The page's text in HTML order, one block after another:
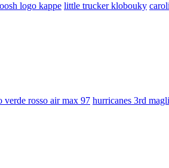
logo kappe little trucker klobouky
verde rosso air max 97 hurricanes 3rd